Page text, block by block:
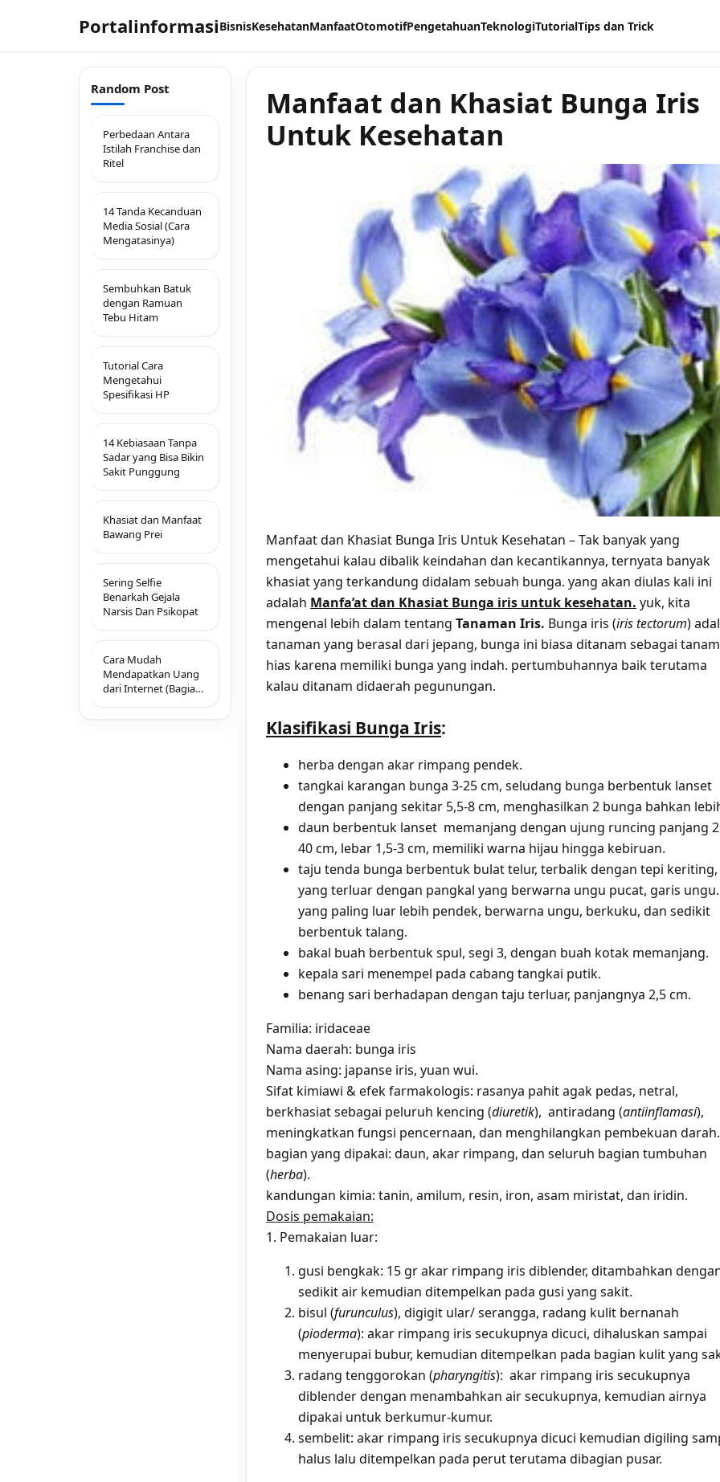
PortalinformasiBisnisKesehatanManfaatOtomotifPengetahuanTeknologiTutorialTips dan Trick
Random Post
Perbedaan Antara
Istilah Franchise dan
Ritel
14 Tanda Kecanduan
Media Sosial (Cara
Mengatasinya)
Sembuhkan Batuk
dengan Ramuan
Tebu Hitam
Tutorial Cara
Mengetahui
Spesifikasi HP
14 Kebiasaan Tanpa
Sadar yang Bisa Bikin
Sakit Punggung
Khasiat dan Manfaat
Bawang Prei
Sering Selfie
Benarkah Gejala
Narsis Dan Psikopat
Cara Mudah
Mendapatkan Uang
dari Internet (Bagian
Manfaat dan Khasiat Bunga Iris
Untuk Kesehatan
Manfaat dan Khasiat Bunga Iris Untuk Kesehatan – Tak banyak yang
mengetahui kalau dibalik keindahan dan kecantikannya, ternyata banyak
khasiat yang terkandung didalam sebuah bunga. yang akan diulas kali ini
adalah Manfa’at dan Khasiat Bunga iris untuk kesehatan. yuk, kita
mengenal lebih dalam tentang Tanaman Iris. Bunga iris (iris tectorum)
tanaman yang berasal dari jepang, bunga ini biasa ditanam sebagai
hias karena memiliki bunga yang indah. pertumbuhannya baik terutama
kalau ditanam didaerah pegunungan.
Klasifikasi Bunga Iris:
herba dengan akar rimpang pendek.
tangkai karangan bunga 3-25 cm, seludang bunga berbentuk lanset
dengan panjang sekitar 5,5-8 cm, menghasilkan 2 bunga bahkan
daun berbentuk lanset memanjang dengan ujung runcing panjang
40 cm, lebar 1,5-3 cm, memiliki warna hijau hingga kebiruan.
taju tenda bunga berbentuk bulat telur, terbalik dengan tepi keriting,
yang terluar dengan pangkal yang berwarna ungu pucat, garis
yang paling luar lebih pendek, berwarna ungu, berkuku, dan sedikit
berbentuk talang.
bakal buah berbentuk spul, segi 3, dengan buah kotak memanjang.
kepala sari menempel pada cabang tangkai putik.
benang sari berhadapan dengan taju terluar, panjangnya 2,5 cm.
Familia: iridaceae
Nama daerah: bunga iris
Nama asing: japanse iris, yuan wui.
Sifat kimiawi & efek farmakologis: rasanya pahit agak pedas, netral,
berkhasiat sebagai peluruh kencing (diuretik), antiradang (antiinflamasi),
meningkatkan fungsi pencernaan, dan menghilangkan pembekuan darah.
bagian yang dipakai: daun, akar rimpang, dan seluruh bagian tumbuhan
(herba).
kandungan kimia: tanin, amilum, resin, iron, asam miristat, dan iridin.
Dosis pemakaian:
1. Pemakaian luar:
gusi bengkak: 15 gr akar rimpang iris diblender, ditambahkan
sedikit air kemudian ditempelkan pada gusi yang sakit.
bisul (furunculus), digigit ular/ serangga, radang kulit bernanah
(pioderma): akar rimpang iris secukupnya dicuci, dihaluskan sampai
menyerupai bubur, kemudian ditempelkan pada bagian kulit yang
radang tenggorokan (pharyngitis): akar rimpang iris secukupnya
diblender dengan menambahkan air secukupnya, kemudian airnya
dipakai untuk berkumur-kumur.
sembelit: akar rimpang iris secukupnya dicuci kemudian digiling
halus lalu ditempelkan pada perut terutama dibagian pusar.